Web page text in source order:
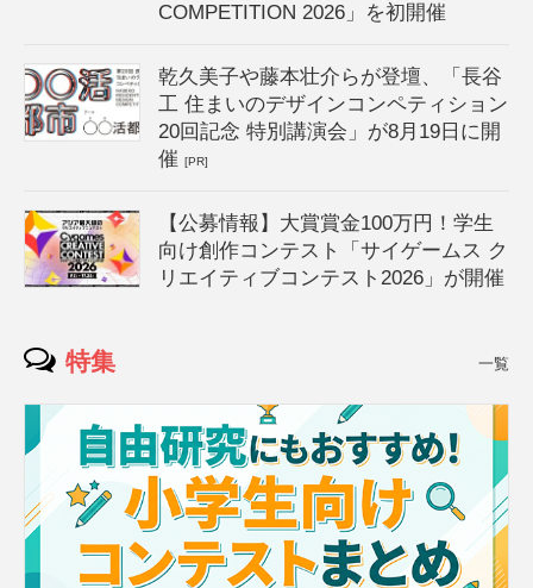
COMPETITION 2026」を初開催
乾久美子や藤本壮介らが登壇、「長谷
工 住まいのデザインコンペティション
20回記念 特別講演会」が8月19日に開
催[PR]
【公募情報】大賞賞金100万円！学生
向け創作コンテスト「サイゲームス ク
リエイティブコンテスト2026」が開催
特集 一覧